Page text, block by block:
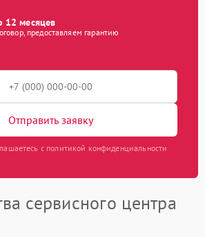
12 месяцев
предоставляем гарантию
Отправить заявку
с политикой конфиденциальности
сервисного центра